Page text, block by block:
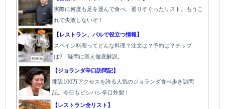
実際に何度も足を運んで食べ、選りすぐったリスト。もうこ
れで失敗しないぞ！
【レストラン、バルで役立つ情報】
スペイン料理ってどんな料理？注文は？予約は？チップ
は? 疑問に答え徹底解説。
【ジョランダ辛口訪問記】
開設100万アクセスを誇る人気のジョランダ食べ歩き訪問
記。今日もビシバシ辛口炸裂！
【レストラン全リスト】